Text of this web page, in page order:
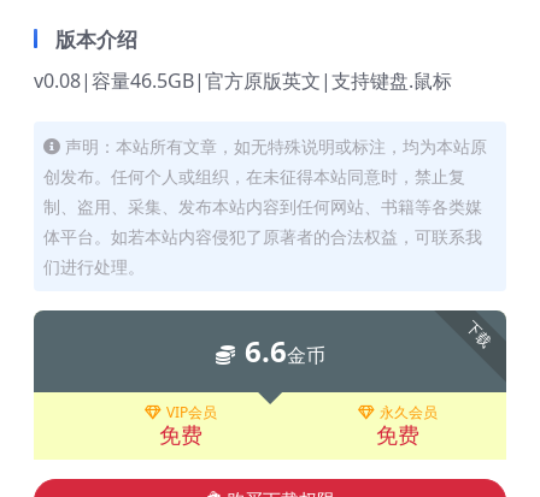
版本介绍
v0.08|容量46.5GB|官方原版英文|支持键盘.鼠标
声明：本站所有文章，如无特殊说明或标注，均为本站原
创发布。任何个人或组织，在未征得本站同意时，禁止复
制、盗用、采集、发布本站内容到任何网站、书籍等各类媒
体平台。如若本站内容侵犯了原著者的合法权益，可联系我
们进行处理。
下载
6.6金币
VIP会员
免费
永久会员
免费